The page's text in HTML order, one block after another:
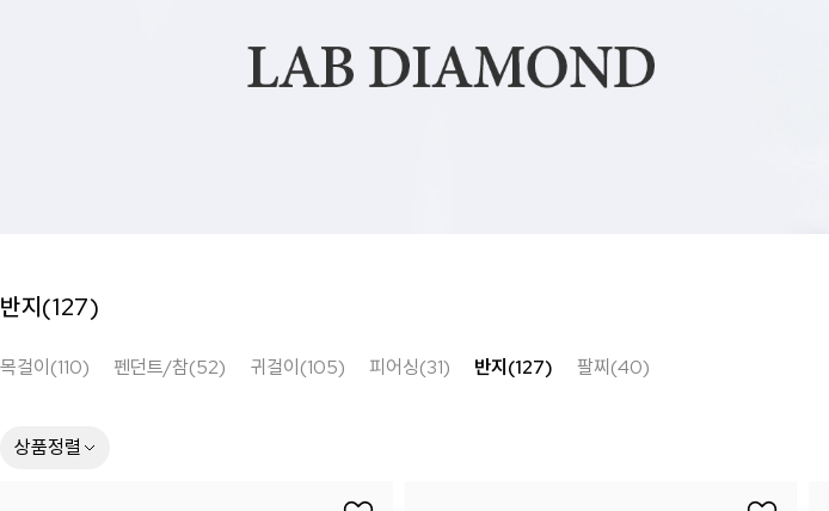
반지(127)
목걸이(110) 펜던트/참(52) 귀걸이(105) 피어싱(31) 반지(127) 팔찌(40)
상품정렬